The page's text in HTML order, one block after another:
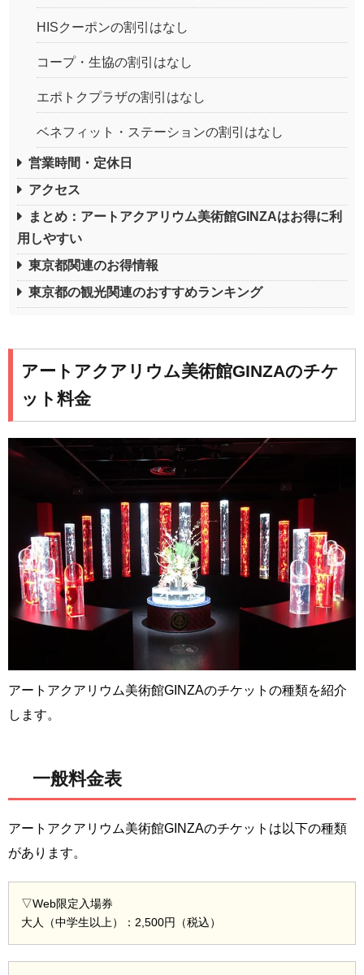
HISクーポンの割引はなし
コープ・生協の割引はなし
エポトクプラザの割引はなし
ベネフィット・ステーションの割引はなし
営業時間・定休日
アクセス
まとめ：アートアクアリウム美術館GINZAはお得に利
用しやすい
東京都関連のお得情報
東京都の観光関連のおすすめランキング
アートアクアリウム美術館GINZAのチケ
ット料金
アートアクアリウム美術館GINZAのチケットの種類を紹介
します。
一般料金表
アートアクアリウム美術館GINZAのチケットは以下の種類
があります。
▽Web限定入場券
大人（中学生以上）：2,500円（税込）